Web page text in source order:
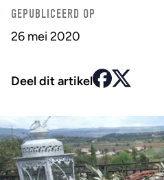
GEPUBLICEERD OP
26 mei 2020
Deel dit artikel